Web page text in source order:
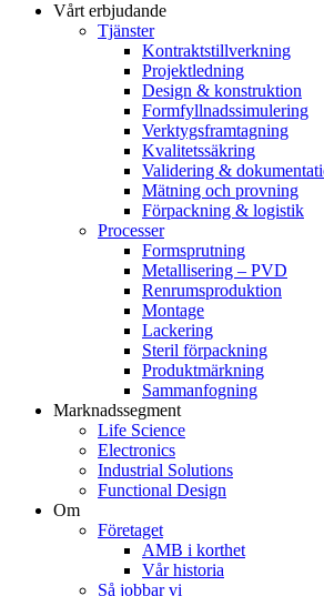
Vårt erbjudande
Tjänster
Kontraktstillverkning
Projektledning
Design & konstruktion
Formfyllnadssimulering
Verktygsframtagning
Kvalitetssäkring
Validering &
Mätning och provning
Förpackning & logistik
Processer
Formsprutning
Metallisering – PVD
Renrumsproduktion
Montage
Lackering
Steril förpackning
Produktmärkning
Sammanfogning
Marknadssegment
Life Science
Electronics
Industrial Solutions
Functional Design
Om
Företaget
AMB i korthet
Vår historia
Så jobbar vi